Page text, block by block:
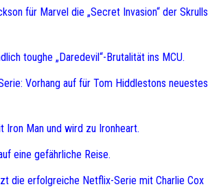
für Marvel die „Secret Invasion“ der Skrulls
toughe „Daredevil“-Brutalität ins MCU.
Vorhang auf für Tom Hiddlestons neuestes
Iron Man und wird zu Ironheart.
eine gefährliche Reise.
die erfolgreiche Netflix-Serie mit Charlie Cox